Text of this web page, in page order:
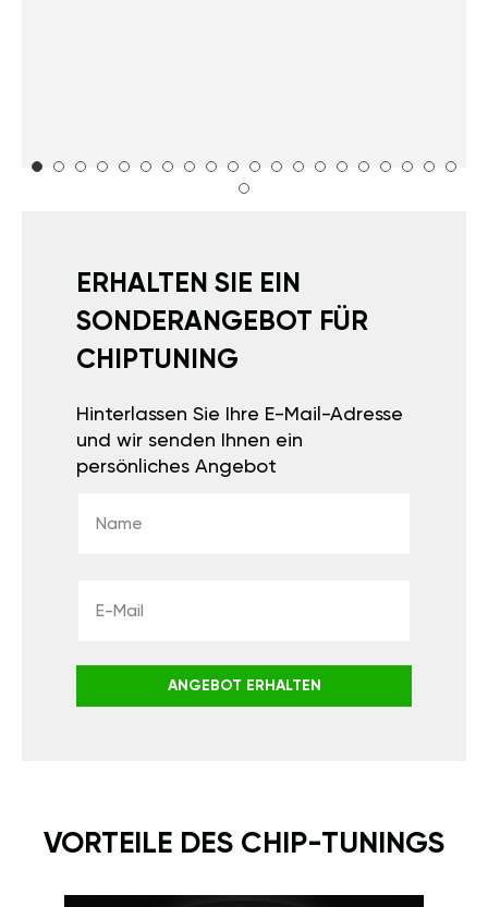
ERHALTEN SIE EIN
SONDERANGEBOT FÜR
CHIPTUNING
Hinterlassen Sie Ihre E-Mail-Adresse
und wir senden Ihnen ein
persönliches Angebot
ANGEBOT ERHALTEN
VORTEILE DES CHIP-TUNINGS